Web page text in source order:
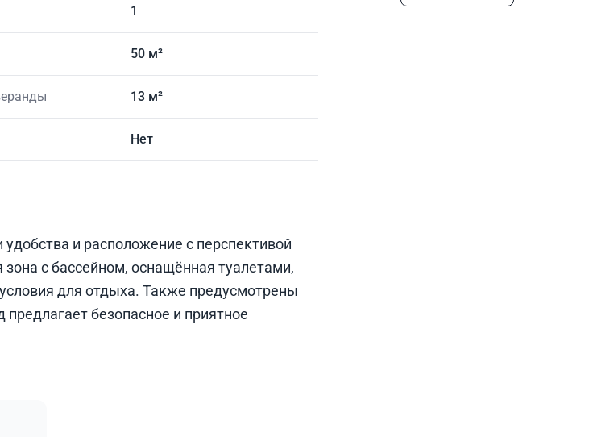
1
50 м²
13 м²
Нет
и расположение с перспективой
с бассейном, оснащённая туалетами,
для отдыха. Также предусмотрены
безопасное и приятное